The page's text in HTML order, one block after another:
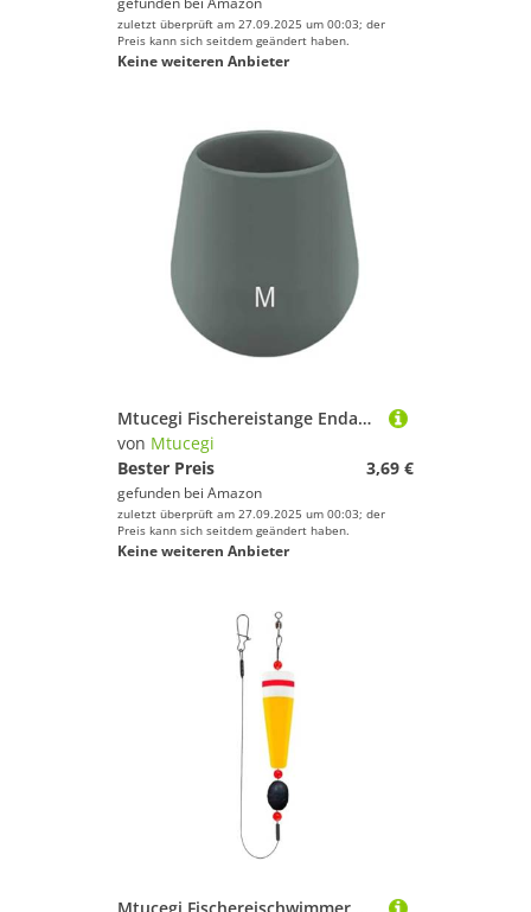
zuletzt überprüft am 27.09.2025 um 00:03; der
Preis kann sich seitdem geändert haben.
Keine weiteren Anbieter
Mtucegi Fischereistange Endabdeckung Silikon Fisch Endschutzschutzschutzbeschützerabdeckung Accessoire Fishing Rod Schutzhülle
von Mtucegi
Bester Preis
3,69 €
gefunden bei Amazon
zuletzt überprüft am 27.09.2025 um 00:03; der
Preis kann sich seitdem geändert haben.
Keine weiteren Anbieter